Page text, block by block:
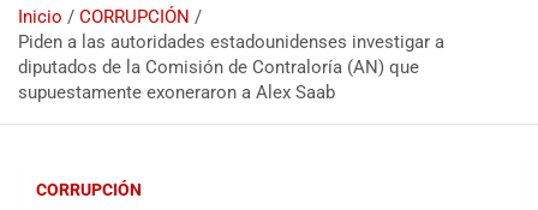
Inicio
CORRUPCIÓN
Piden a las autoridades estadounidenses investigar a
diputados de la Comisión de Contraloría (AN) que
supuestamente exoneraron a Alex Saab
CORRUPCIÓN